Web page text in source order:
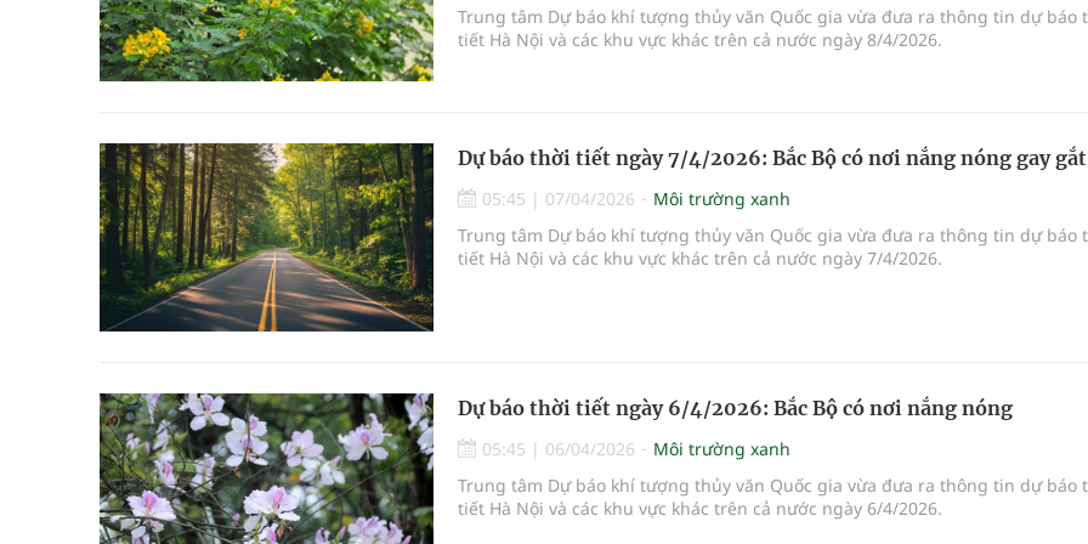
Trung tâm Dự báo khí tượng thủy văn Quốc gia vừa đưa ra thông tin dự báo
tiết Hà Nội và các khu vực khác trên cả nước ngày 8/4/2026.
Dự báo thời tiết ngày 7/4/2026: Bắc Bộ có nơi nắng nóng gay gắt
05:45 | 07/04/2026
Môi trường xanh
Trung tâm Dự báo khí tượng thủy văn Quốc gia vừa đưa ra thông tin dự báo
tiết Hà Nội và các khu vực khác trên cả nước ngày 7/4/2026.
Dự báo thời tiết ngày 6/4/2026: Bắc Bộ có nơi nắng nóng
05:45 | 06/04/2026
Môi trường xanh
Trung tâm Dự báo khí tượng thủy văn Quốc gia vừa đưa ra thông tin dự báo
tiết Hà Nội và các khu vực khác trên cả nước ngày 6/4/2026.